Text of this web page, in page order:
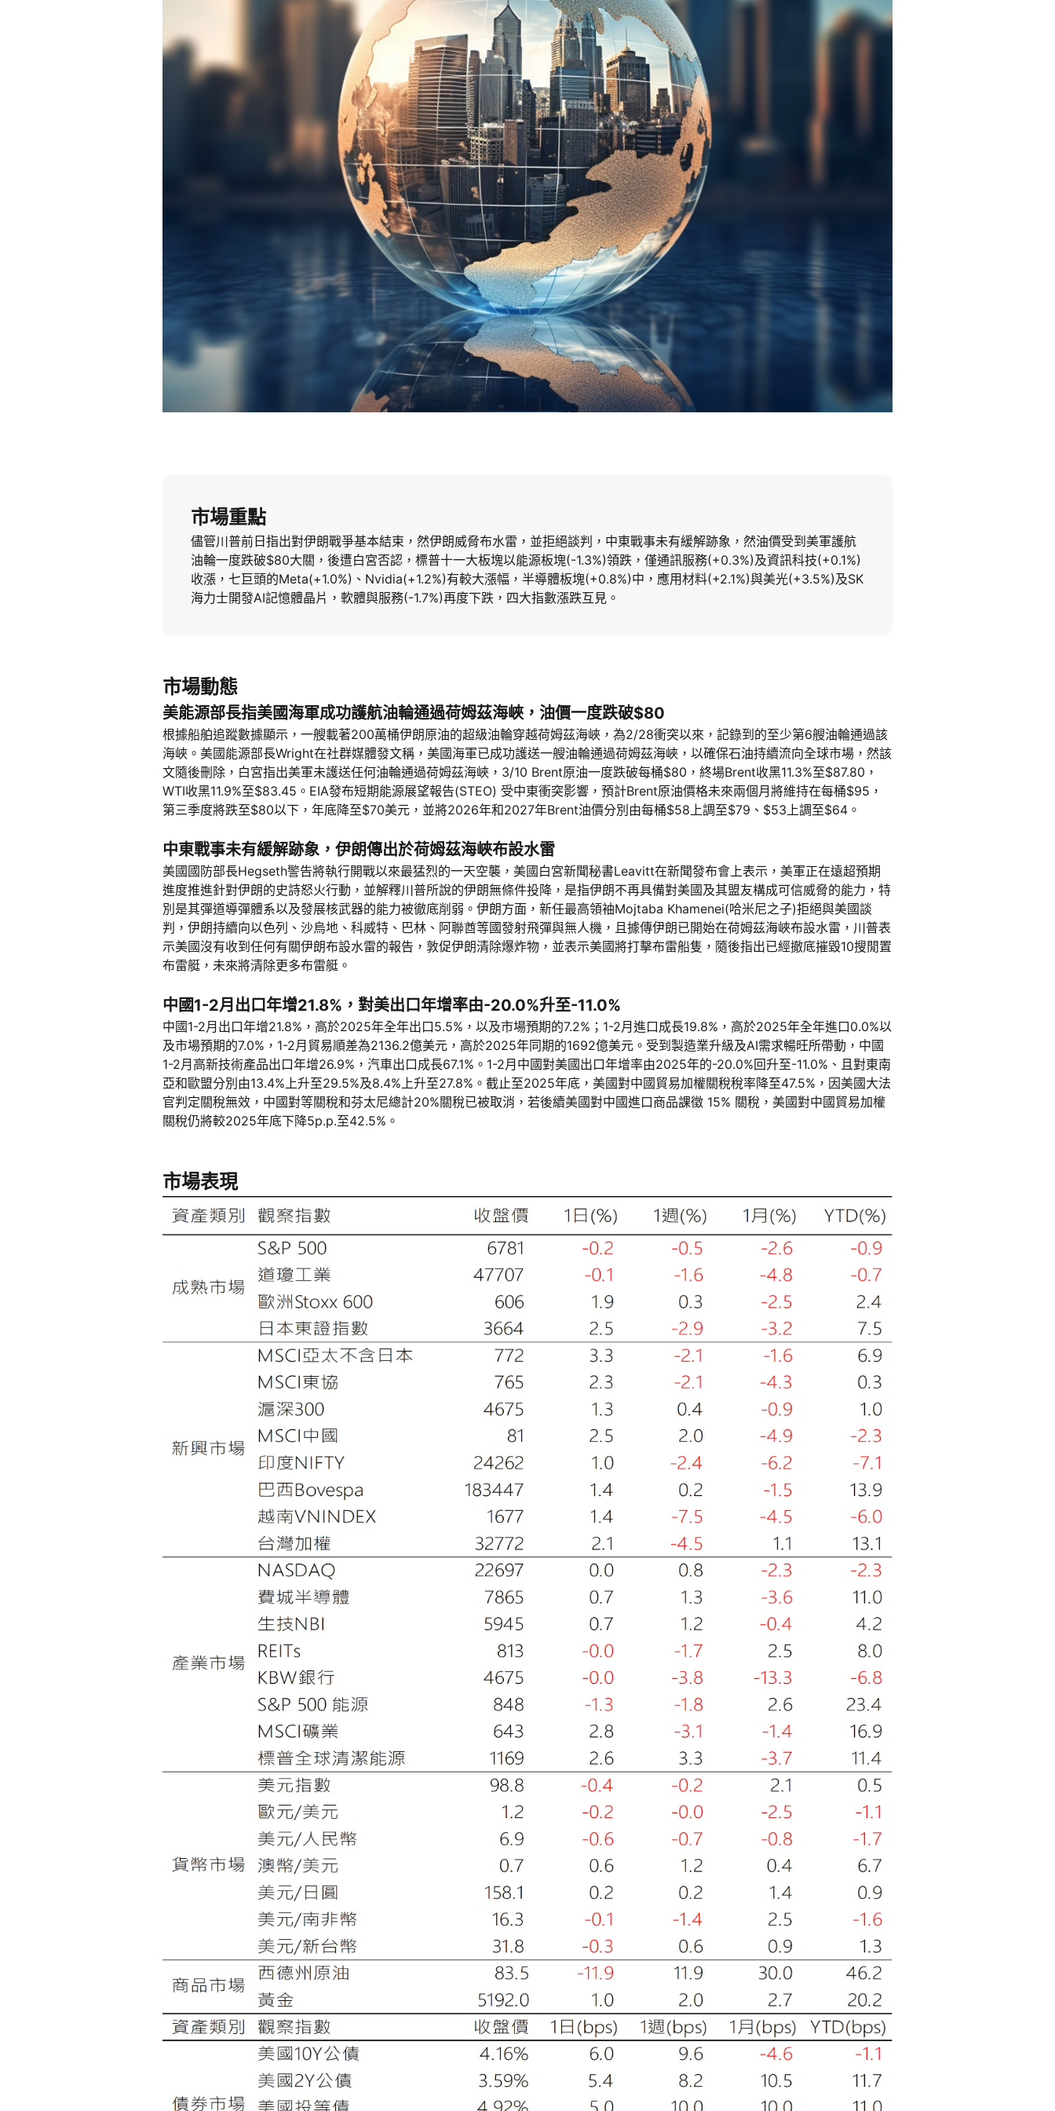
市場重點
儘管川普前日指出對伊朗戰爭基本結束，然伊朗威脅布水雷，並拒絕談判，中東戰事未有緩解跡象，然油價受到美軍護航
油輪一度跌破$80大關，後遭白宮否認，標普十一大板塊以能源板塊(-1.3%)領跌，僅通訊服務(+0.3%)及資訊科技(+0.1%)
收漲，七巨頭的Meta(+1.0%)、Nvidia(+1.2%)有較大漲幅，半導體板塊(+0.8%)中，應用材料(+2.1%)與美光(+3.5%)及SK
海力士開發AI記憶體晶片，軟體與服務(-1.7%)再度下跌，四大指數漲跌互見。
市場動態
美能源部長指美國海軍成功護航油輪通過荷姆茲海峽，油價一度跌破$80
根據船舶追蹤數據顯示，一艘載著200萬桶伊朗原油的超級油輪穿越荷姆茲海峽，為2/28衝突以來，記錄到的至少第6艘油輪通過該
海峽。美國能源部長Wright在社群媒體發文稱，美國海軍已成功護送一艘油輪通過荷姆茲海峽，以確保石油持續流向全球市場，然該
文隨後刪除，白宮指出美軍未護送任何油輪通過荷姆茲海峽，3/10 Brent原油一度跌破每桶$80，終場Brent收黑11.3%至$87.80，
WTI收黑11.9%至$83.45。EIA發布短期能源展望報告(STEO) 受中東衝突影響，預計Brent原油價格未來兩個月將維持在每桶$95，
第三季度將跌至$80以下，年底降至$70美元，並將2026年和2027年Brent油價分別由每桶$58上調至$79、$53上調至$64。
中東戰事未有緩解跡象，伊朗傳出於荷姆茲海峽布設水雷
美國國防部長Hegseth警告將執行開戰以來最猛烈的一天空襲，美國白宮新聞秘書Leavitt在新聞發布會上表示，美軍正在遠超預期
進度推進針對伊朗的史詩怒火行動，並解釋川普所說的伊朗無條件投降，是指伊朗不再具備對美國及其盟友構成可信威脅的能力，特
別是其彈道導彈體系以及發展核武器的能力被徹底削弱。伊朗方面，新任最高領袖Mojtaba Khamenei(哈米尼之子)拒絕與美國談
判，伊朗持續向以色列、沙烏地、科威特、巴林、阿聯酋等國發射飛彈與無人機，且據傳伊朗已開始在荷姆茲海峽布設水雷，川普表
示美國沒有收到任何有關伊朗布設水雷的報告，敦促伊朗清除爆炸物，並表示美國將打擊布雷船隻，隨後指出已經撤底摧毀10搜閒置
布雷艇，未來將清除更多布雷艇。
中國1-2月出口年增21.8%，對美出口年增率由-20.0%升至-11.0%
中國1-2月出口年增21.8%，高於2025年全年出口5.5%，以及市場預期的7.2%；1-2月進口成長19.8%，高於2025年全年進口0.0%以
及市場預期的7.0%，1-2月貿易順差為2136.2億美元，高於2025年同期的1692億美元。受到製造業升級及AI需求暢旺所帶動，中國
1-2月高新技術產品出口年增26.9%，汽車出口成長67.1%。1-2月中國對美國出口年增率由2025年的-20.0%回升至-11.0%、且對東南
亞和歐盟分別由13.4%上升至29.5%及8.4%上升至27.8%。截止至2025年底，美國對中國貿易加權關稅稅率降至47.5%，因美國大法
官判定關稅無效，中國對等關稅和芬太尼總計20%關稅已被取消，若後續美國對中國進口商品課徵 15% 關稅，美國對中國貿易加權
關稅仍將較2025年底下降5p.p.至42.5%。
市場表現